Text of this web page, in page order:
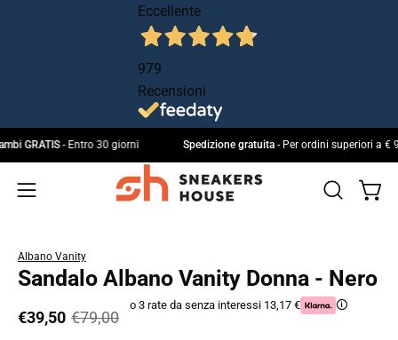
Eccellente
979
Recensioni
cambi GRATIS- Entro 30 giorni Spedizione gratuita- Per ordini superiori
Apri
navigazione
Apri
di
ricerca
Apri
Albano Vanity
Sandalo Albano Vanity Donna - Nero
€39,50 €79,00
o 3 rate da senza interessi 13,17 € 🛈